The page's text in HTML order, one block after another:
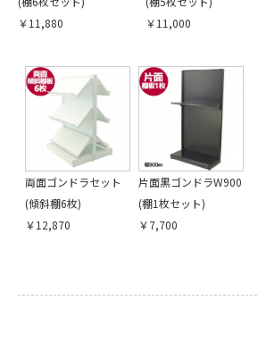
￥11,880
￥11,000
両面ゴンドラセット
(傾斜棚6枚)
￥12,870
片面黒ゴンドラW900
(棚1枚セット)
￥7,700